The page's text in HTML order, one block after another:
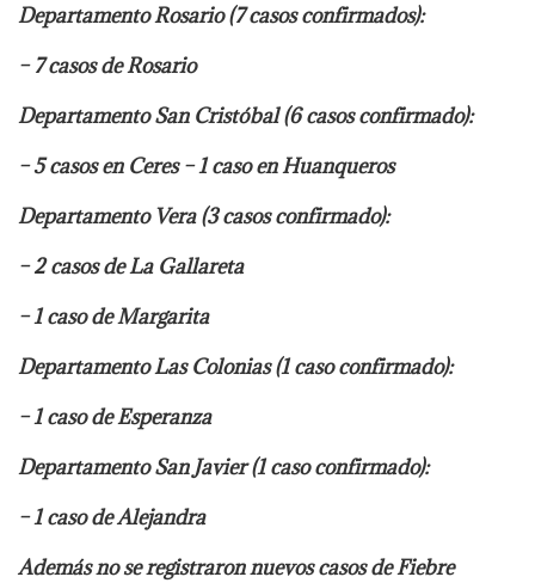
Departamento Rosario (7 casos confirmados):
– 7 casos de Rosario
Departamento San Cristóbal (6 casos confirmado):
– 5 casos en Ceres – 1 caso en Huanqueros
Departamento Vera (3 casos confirmado):
– 2 casos de La Gallareta
– 1 caso de Margarita
Departamento Las Colonias (1 caso confirmado):
– 1 caso de Esperanza
Departamento San Javier (1 caso confirmado):
– 1 caso de Alejandra
Además no se registraron nuevos casos de Fiebre